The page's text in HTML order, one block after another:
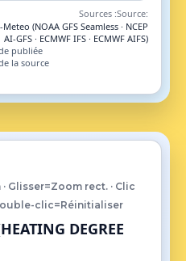
Sources :Source:
(NOAA GFS Seamless · NCEP
AI-GFS · ECMWF IFS · ECMWF AIFS)
publiée
la source
Glisser=Zoom rect. · Clic
clic=Réinitialiser
DEGREE